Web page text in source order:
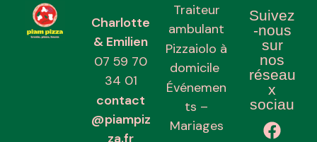
Charlotte
& Emilien
07 59 70
34 01
contact
@piampiz
za.fr
Traiteur
ambulant
Pizzaiolo à
domicile
Événemen
ts –
Mariages
Suivez
-nous
sur
nos
réseau
x
sociau
x